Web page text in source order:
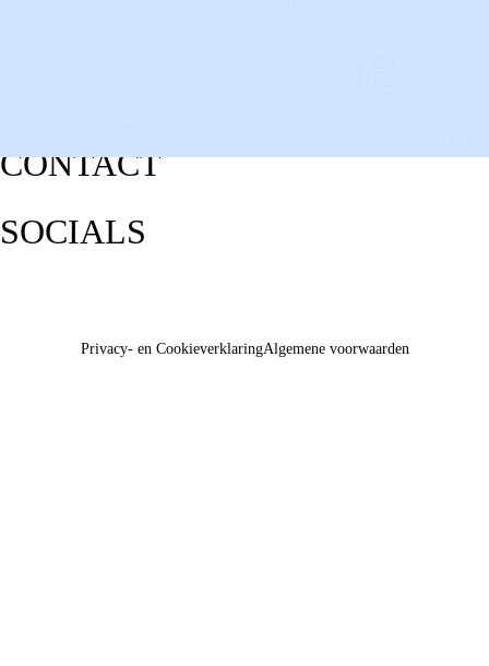
CONTACT
SOCIALS
Privacy- en CookieverklaringAlgemene voorwaarden